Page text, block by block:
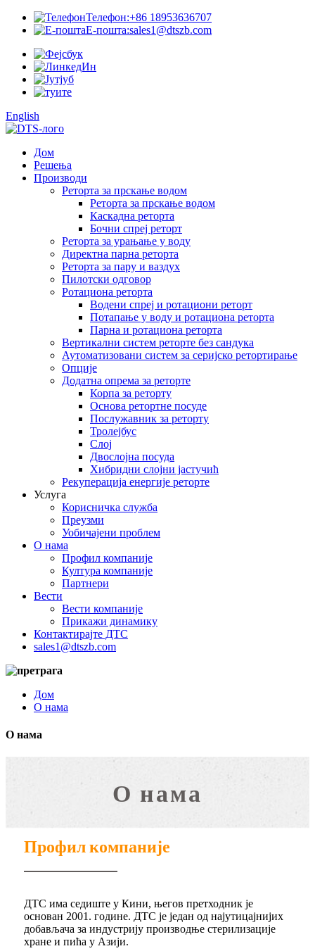
Телефон:+86 18953636707
Е-пошта:sales1@dtszb.com
English
Дом
Решења
Производи
Реторта за прскање водом
Реторта за прскање водом
Каскадна реторта
Бочни спреј реторт
Реторта за урањање у воду
Директна парна реторта
Реторта за пару и ваздух
Пилотски одговор
Ротациона реторта
Водени спреј и ротациони реторт
Потапање у воду и ротациона реторта
Парна и ротациона реторта
Вертикални систем реторте без сандука
Аутоматизовани систем за серијско ретортирање
Опције
Додатна опрема за реторте
Корпа за реторту
Основа ретортне посуде
Послужавник за реторту
Тролејбус
Слој
Двослојна посуда
Хибридни слојни јастучић
Рекуперација енергије реторте
Услуга
Корисничка служба
Преузми
Уобичајени проблем
О нама
Профил компаније
Култура компаније
Партнери
Вести
Вести компаније
Прикажи динамику
Контактирајте ДТС
sales1@dtszb.com
Дом
О нама
О нама
О нама
Профил компаније
ДТС има седиште у Кини, његов претходник је
основан 2001. године. ДТС је један од најутицајнијих
добављача за индустрију производње стерилизације
хране и пића у Азији.